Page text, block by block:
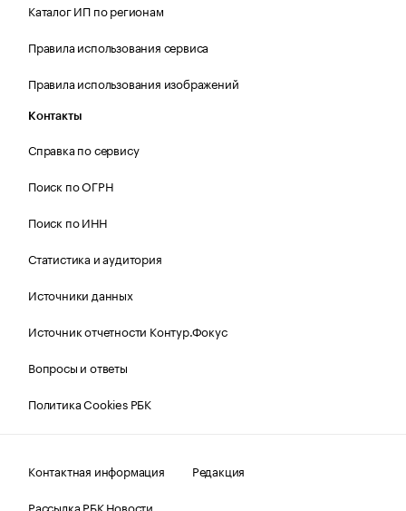
Каталог ИП по регионам
Правила использования сервиса
Правила использования изображений
Контакты
Справка по сервису
Поиск по ОГРН
Поиск по ИНН
Статистика и аудитория
Источники данных
Источник отчетности Контур.Фокус
Вопросы и ответы
Политика Cookies РБК
Контактная информация
Редакция
Рассылка РБК Новости